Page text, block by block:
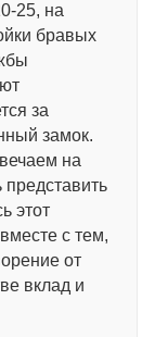
25, на
бравых
за
замок.
на
этот
с тем,
от
вклад и